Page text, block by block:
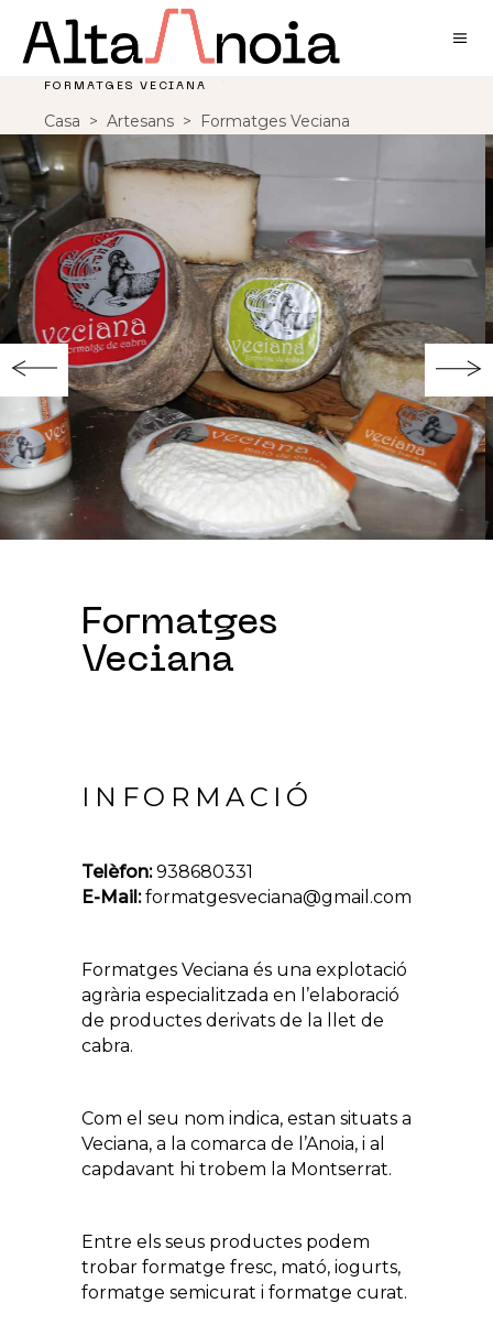
FORMATGES VECIANA
Casa > Artesans > Formatges Veciana
Formatges
Veciana
INFORMACIÓ
Telèfon: 938680331
E-Mail: formatgesveciana@gmail.com
Formatges Veciana és una explotació
agrària especialitzada en l’elaboració
de productes derivats de la llet de
cabra.
Com el seu nom indica, estan situats a
Veciana, a la comarca de l’Anoia, i al
capdavant hi trobem la Montserrat.
Entre els seus productes podem
trobar formatge fresc, mató, iogurts,
formatge semicurat i formatge curat.